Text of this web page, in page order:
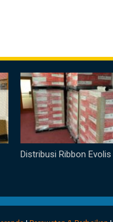
Distribusi Ribbon Evolis